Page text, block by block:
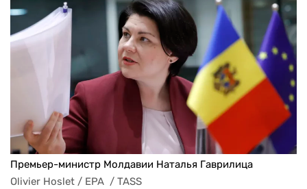
Премьер-министр Молдавии Наталья Гаврилица
Olivier Hoslet / EPA  / TASS